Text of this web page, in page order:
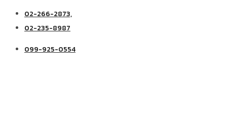
02-266-2873,
02-235-8987
099-925-0554